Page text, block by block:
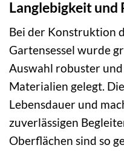
Langlebigkeit
Bei der Konstruktion
Gartensessel wurde
Auswahl robuster
Materialien gelegt.
Lebensdauer und
zuverlässigen
Oberflächen sind so